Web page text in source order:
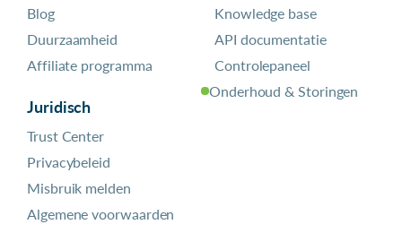
Blog
Duurzaamheid
Affiliate programma
Juridisch
Trust Center
Privacybeleid
Misbruik melden
Algemene voorwaarden
Knowledge base
API documentatie
Controlepaneel
Onderhoud & Storingen